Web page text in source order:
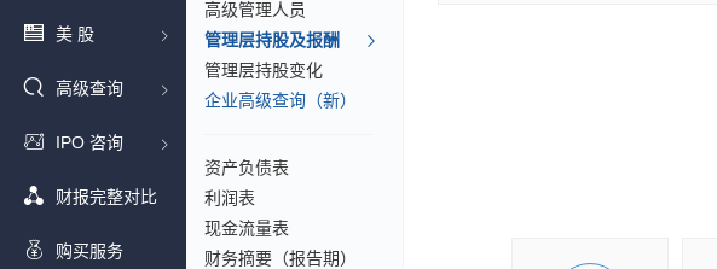
美 股
高级查询
IPO 咨询
财报完整对比
购买服务
高级管理人员
管理层持股及报酬
管理层持股变化
企业高级查询（新）
资产负债表
利润表
现金流量表
财务摘要（报告期）